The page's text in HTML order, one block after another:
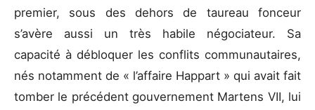
premier, sous des dehors de taureau fonceur
s’avère aussi un très habile négociateur. Sa
capacité à débloquer les conflits communautaires,
nés notamment de « l’affaire Happart » qui avait fait
tomber le précédent gouvernement Martens VII, lui